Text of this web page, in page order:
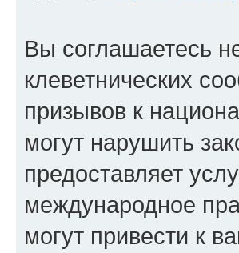
Вы соглашаетесь
клеветнических
призывов к
могут нарушить
предоставляет
международное
могут привести к